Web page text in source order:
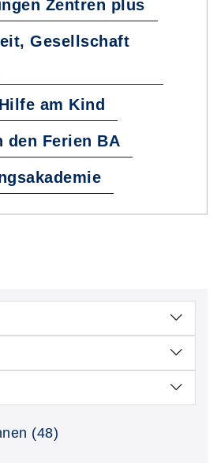
Zentren plus
Gesellschaft
am Kind
den Ferien BA
(48)